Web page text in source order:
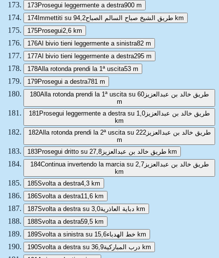
173Prosegui leggermente a destra900 m
174
Immettiti su طريق الشيخ صباح السالم الصباح 94,2 km
175Prosegui2,6 km
176Al bivio tieni leggermente a sinistra82 m
177Al bivio tieni leggermente a destra295 m
178Alla rotonda prendi la 1ª uscita53 m
179Prosegui a destra781 m
180
Alla rotonda prendi la 1ª uscita su طريق خالد بن عبدالعزيز 60
m
181
Prosegui leggermente a destra su طريق خالد بن عبدالعزيز 1,0
km
182
Alla rotonda prendi la 2ª uscita su طريق خالد بن عبدالعزيز222
m
183
Prosegui dritto su طريق خالد بن عبدالعزيز 27,8 km
184
Continua invertendo la marcia su طريق خالد بن عبدالعزيز2,7
km
185Svolta a destra4,3 km
186Svolta a destra11,6 km
187
Svolta a destra su دباية العاذرية 3,0 km
188Svolta a destra59,5 km
189
Svolta a sinistra su خط الهدباء 15,6 km
190
Svolta a destra su درب المباركية 36,9 km